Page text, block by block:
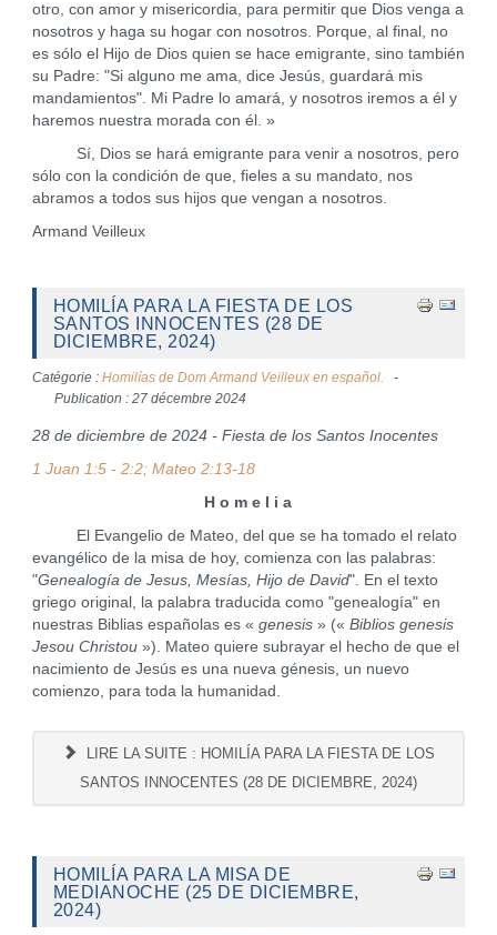
otro, con amor y misericordia, para permitir que Dios venga a
nosotros y haga su hogar con nosotros. Porque, al final, no
es sólo el Hijo de Dios quien se hace emigrante, sino también
su Padre: "Si alguno me ama, dice Jesús, guardará mis
mandamientos". Mi Padre lo amará, y nosotros iremos a él y
haremos nuestra morada con él. »
Sí, Dios se hará emigrante para venir a nosotros, pero
sólo con la condición de que, fieles a su mandato, nos
abramos a todos sus hijos que vengan a nosotros.
Armand Veilleux
HOMILÍA PARA LA FIESTA DE LOS
SANTOS INNOCENTES (28 DE
DICIEMBRE, 2024)
Catégorie : Homilías de Dom Armand Veilleux en español.
Publication : 27 décembre 2024
28 de diciembre de 2024 - Fiesta de los Santos Inocentes
1 Juan 1:5 - 2:2; Mateo 2:13-18
H o m e l i a
El Evangelio de Mateo, del que se ha tomado el relato
evangélico de la misa de hoy, comienza con las palabras:
"Genealogía de Jesus, Mesías, Hijo de David". En el texto
griego original, la palabra traducida como "genealogía" en
nuestras Biblias españolas es « genesis» (« Biblios genesis
Jesou Christou»). Mateo quiere subrayar el hecho de que el
nacimiento de Jesús es una nueva génesis, un nuevo
comienzo, para toda la humanidad.
LIRE LA SUITE : HOMILÍA PARA LA FIESTA DE LOS
SANTOS INNOCENTES (28 DE DICIEMBRE, 2024)
HOMILÍA PARA LA MISA DE
MEDIANOCHE (25 DE DICIEMBRE,
2024)